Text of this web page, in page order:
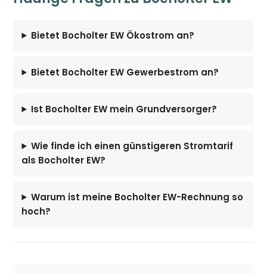
Bietet Bocholter EW Ökostrom an?
Bietet Bocholter EW Gewerbestrom an?
Ist Bocholter EW mein Grundversorger?
Wie finde ich einen günstigeren Stromtarif
als Bocholter EW?
Warum ist meine Bocholter EW-Rechnung so
hoch?